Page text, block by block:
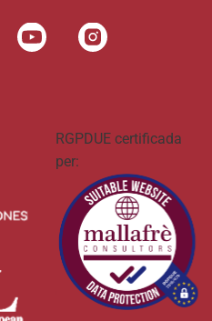
RGPDUE certificada
per: